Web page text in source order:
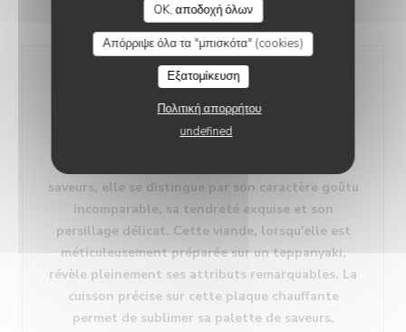
OK, αποδοχή όλων
Απόρριψε όλα τα "μπισκότα" (cookies)
Εξατομίκευση
Πολιτική απορρήτου
undefined
LA VIANDE ARGENTINE
La viande argentine, portant l'empreinte
distinctive du "grade unique taste", représente
saveurs, elle se distingue par son caractère goûtu
incomparable, sa tendreté exquise et son
persillage délicat. Cette viande, lorsqu'elle est
méticuleusement préparée sur un teppanyaki,
révèle pleinement ses attributs remarquables. La
cuisson précise sur cette plaque chauffante
permet de sublimer sa palette de saveurs,